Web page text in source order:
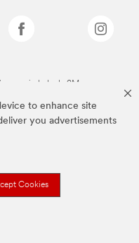
to enhance site
you advertisements
Cookies
propriedade da 3M.